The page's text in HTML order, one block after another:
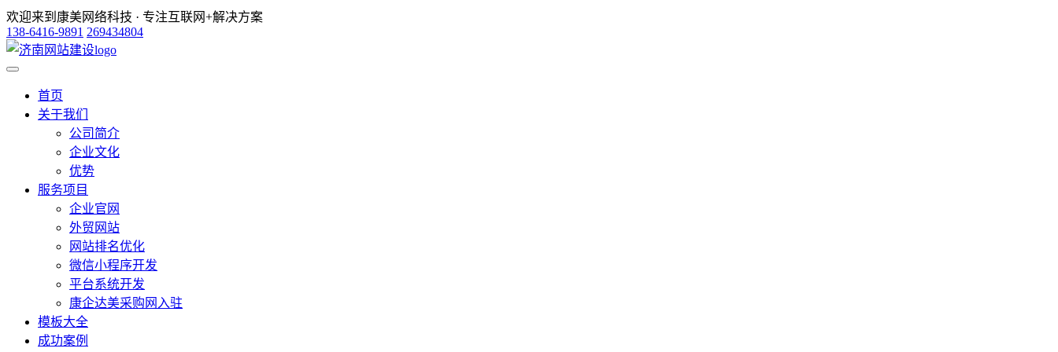
欢迎来到康美网络科技 · 专注互联网+解决方案
138-6416-9891 269434804
首页
关于我们
公司简介
企业文化
优势
服务项目
企业官网
外贸网站
网站排名优化
微信小程序开发
平台系统开发
康企达美采购网入驻
模板大全
成功案例